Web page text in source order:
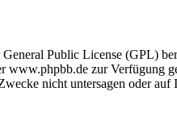
Public License (GPL)
www.phpbb.de zur
nicht untersagen oder